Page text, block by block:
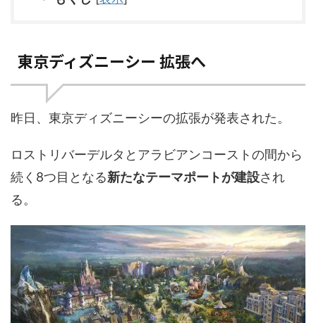
東京ディズニーシー 拡張へ
昨日、東京ディズニーシーの拡張が発表された。
ロストリバーデルタとアラビアンコーストの間から
続く8つ目となる新たなテーマポートが建設され
る。